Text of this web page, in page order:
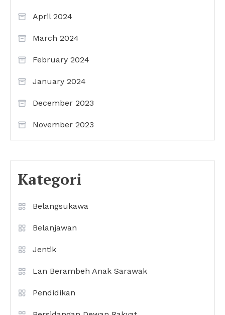
April 2024
March 2024
February 2024
January 2024
December 2023
November 2023
Kategori
Belangsukawa
Belanjawan
Jentik
Lan Berambeh Anak Sarawak
Pendidikan